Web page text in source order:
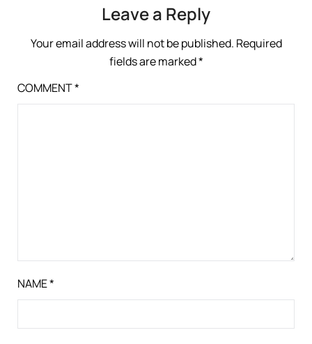
Leave a Reply
Your email address will not be published. Required
fields are marked*
COMMENT*
NAME*